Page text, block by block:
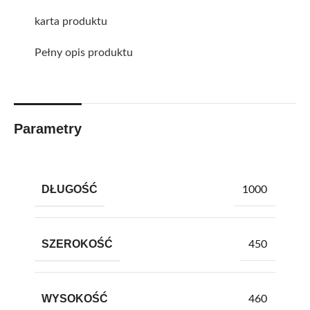
karta produktu
Pełny opis produktu
Parametry
DŁUGOŚĆ 1000
SZEROKOŚĆ 450
WYSOKOŚĆ 460